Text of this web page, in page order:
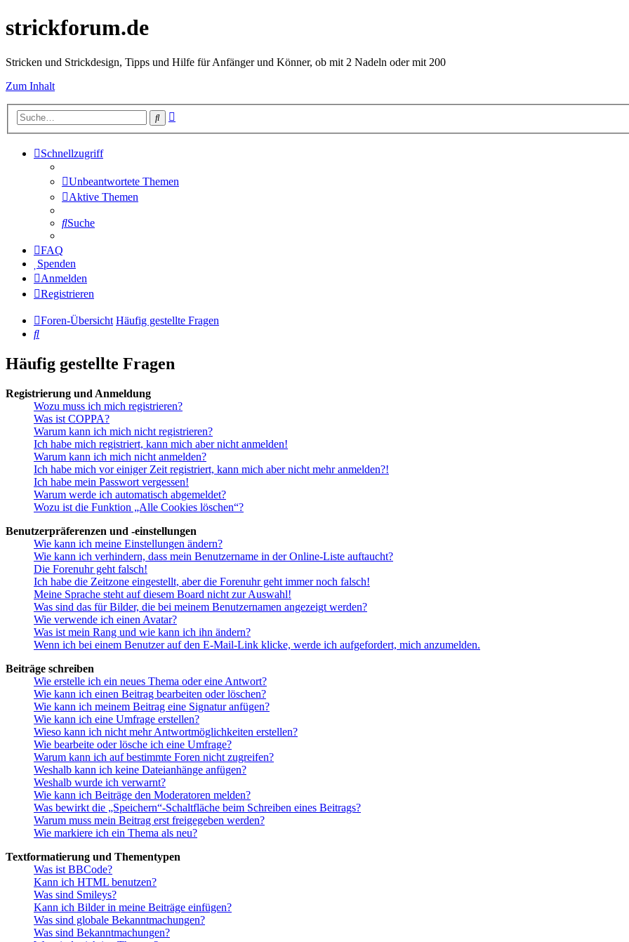
strickforum.de
Stricken und Strickdesign, Tipps und Hilfe für Anfänger und Könner, ob mit 2 Nadeln oder mit 200
Zum Inhalt
Suche
Schnellzugriff
Unbeantwortete Themen
Aktive Themen
Suche
FAQ
Spenden
Anmelden
Registrieren
Foren-Übersicht Häufig gestellte Fragen
Suche
Häufig gestellte Fragen
Registrierung und Anmeldung
Wozu muss ich mich registrieren?
Was ist COPPA?
Warum kann ich mich nicht registrieren?
Ich habe mich registriert, kann mich aber nicht anmelden!
Warum kann ich mich nicht anmelden?
Ich habe mich vor einiger Zeit registriert, kann mich aber nicht mehr anmelden?!
Ich habe mein Passwort vergessen!
Warum werde ich automatisch abgemeldet?
Wozu ist die Funktion „Alle Cookies löschen“?
Benutzerpräferenzen und -einstellungen
Wie kann ich meine Einstellungen ändern?
Wie kann ich verhindern, dass mein Benutzername in der Online-Liste auftaucht?
Die Forenuhr geht falsch!
Ich habe die Zeitzone eingestellt, aber die Forenuhr geht immer noch falsch!
Meine Sprache steht auf diesem Board nicht zur Auswahl!
Was sind das für Bilder, die bei meinem Benutzernamen angezeigt werden?
Wie verwende ich einen Avatar?
Was ist mein Rang und wie kann ich ihn ändern?
Wenn ich bei einem Benutzer auf den E-Mail-Link klicke, werde ich aufgefordert, mich anzumelden.
Beiträge schreiben
Wie erstelle ich ein neues Thema oder eine Antwort?
Wie kann ich einen Beitrag bearbeiten oder löschen?
Wie kann ich meinem Beitrag eine Signatur anfügen?
Wie kann ich eine Umfrage erstellen?
Wieso kann ich nicht mehr Antwortmöglichkeiten erstellen?
Wie bearbeite oder lösche ich eine Umfrage?
Warum kann ich auf bestimmte Foren nicht zugreifen?
Weshalb kann ich keine Dateianhänge anfügen?
Weshalb wurde ich verwarnt?
Wie kann ich Beiträge den Moderatoren melden?
Was bewirkt die „Speichern“-Schaltfläche beim Schreiben eines Beitrags?
Warum muss mein Beitrag erst freigegeben werden?
Wie markiere ich ein Thema als neu?
Textformatierung und Thementypen
Was ist BBCode?
Kann ich HTML benutzen?
Was sind Smileys?
Kann ich Bilder in meine Beiträge einfügen?
Was sind globale Bekanntmachungen?
Was sind Bekanntmachungen?